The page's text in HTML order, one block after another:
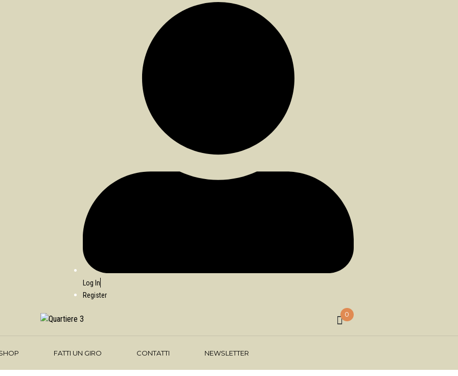
Log In
Register
0
FATTI UN GIRO CONTATTI NEWSLETTER